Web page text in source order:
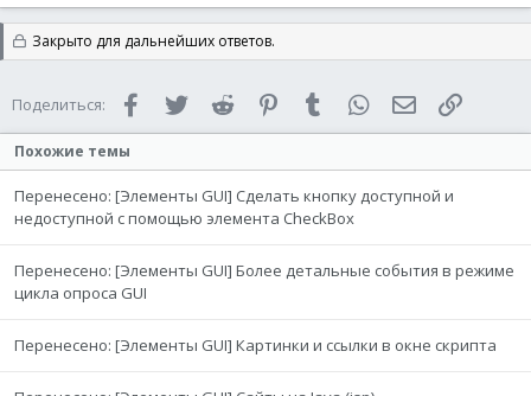
Закрыто для дальнейших ответов.
Поделиться: FacebookTwitter Reddit PinterestTumblr WhatsAppЭлектронная
Похожие темы
Перенесено: [Элементы GUI] Сделать кнопку доступной и
недоступной с помощью элемента CheckBox
Перенесено: [Элементы GUI] Более детальные события в режиме
цикла опроса GUI
Перенесено: [Элементы GUI] Картинки и ссылки в окне скрипта